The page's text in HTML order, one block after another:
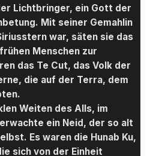
Lichtbringer, ein Gott der
Mit seiner Gemahlin
war, säten sie das
Menschen zur
das Te Cut, das Volk der
die auf der Terra, dem
Weiten des Alls, im
ein Neid, der so alt
Es waren die Hunab Ku,
sich von der Einheit